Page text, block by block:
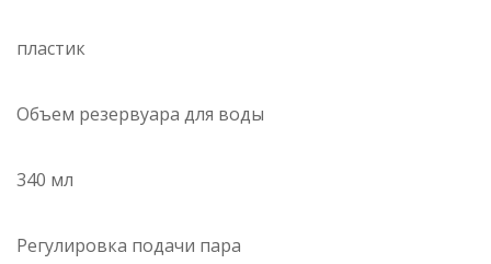
пластик
Объем резервуара для воды
340 мл
Регулировка подачи пара